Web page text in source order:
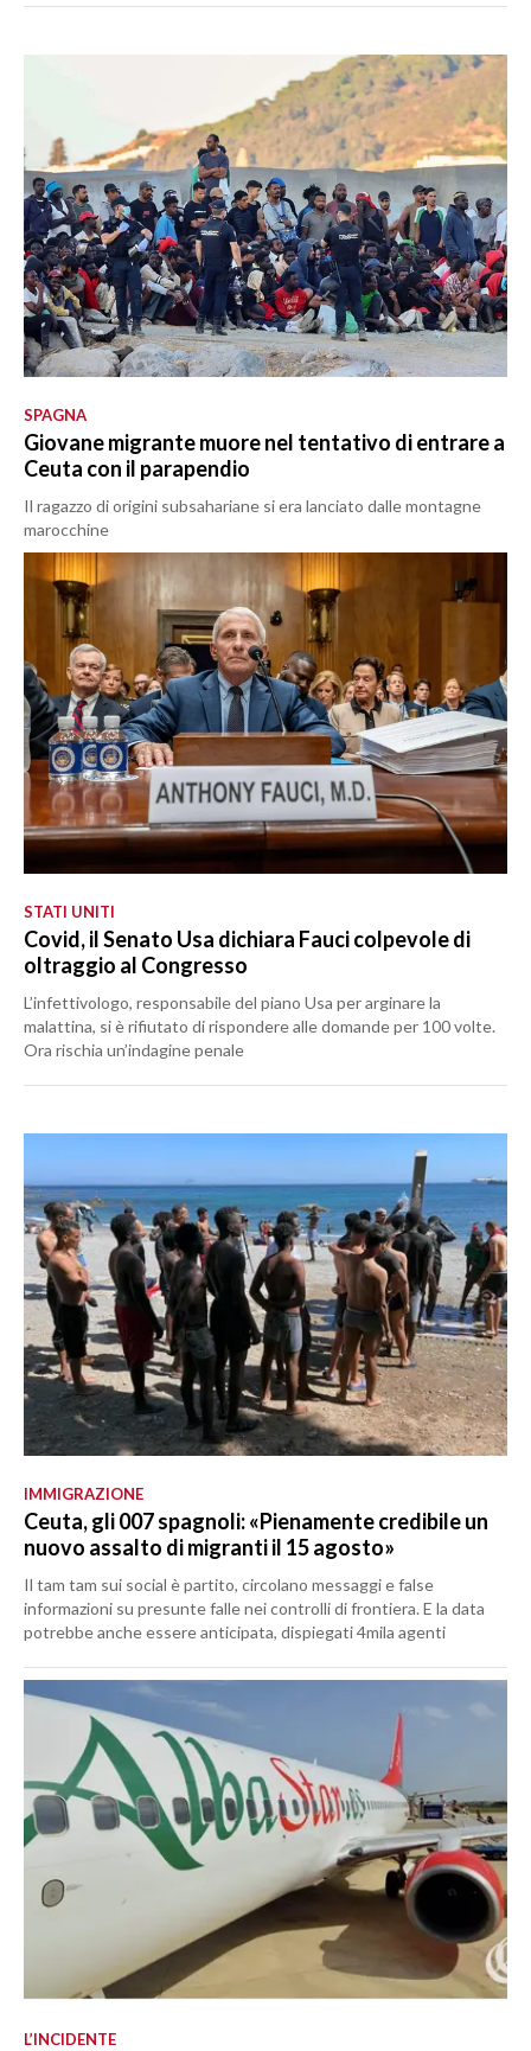
SPAGNA
Giovane migrante muore nel tentativo di entrare a
Ceuta con il parapendio
Il ragazzo di origini subsahariane si era lanciato dalle montagne
marocchine
STATI UNITI
Covid, il Senato Usa dichiara Fauci colpevole di
oltraggio al Congresso
L’infettivologo, responsabile del piano Usa per arginare la
malattina, si è rifiutato di rispondere alle domande per 100 volte.
Ora rischia un’indagine penale
IMMIGRAZIONE
Ceuta, gli 007 spagnoli: «Pienamente credibile un
nuovo assalto di migranti il 15 agosto»
Il tam tam sui social è partito, circolano messaggi e false
informazioni su presunte falle nei controlli di frontiera. E la data
potrebbe anche essere anticipata, dispiegati 4mila agenti
L’INCIDENTE